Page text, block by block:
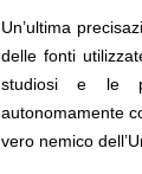
Un’ultima
delle fonti
studiosi e le
autonomamente
vero nemico